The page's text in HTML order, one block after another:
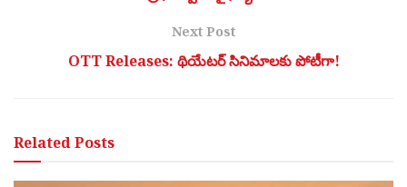
Next Post
OTT Releases: థియేట‌ర్ సినిమాల‌కు పోటీగా!
RelatedPosts